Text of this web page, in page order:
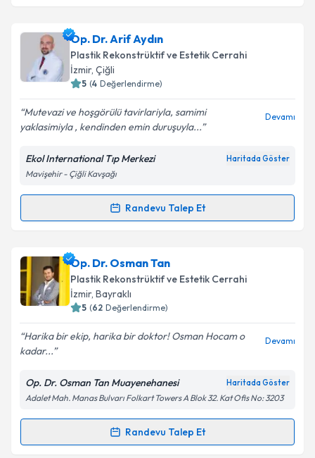
Op. Dr. Şenol Durukaniçin randevu takvimi talebi
oluşturun. Size bu uzmandan randevu almanız için bir
takvim hazırlandığında e-posta ile bilgilendireceğiz.
Kişisel verilerimin işlenmesine ilişkin
Aydınlatma
Metni'ni okudum ve kişisel verilerimin belirtilen
kapsamda işlenmesini kabul ediyorum.
Op. Dr. Arif Aydın
Plastik Rekonstrüktif ve Estetik Cerrahi
İzmir, Çiğli
5 (4 Değerlendirme)
Mutevazi ve hoşgörülü tavirlariyla, samimi
yaklasimiyla , kendinden emin duruşuyla...
Devamı
Ekol International Tıp Merkezi Haritada Göster
Mavişehir - Çiğli Kavşağı
Randevu Talep Et
Randevu Takvimi Talebi
Op. Dr. Arif Aydıniçin randevu takvimi talebi
oluşturun. Size bu uzmandan randevu almanız için bir
takvim hazırlandığında e-posta ile bilgilendireceğiz.
Kişisel verilerimin işlenmesine ilişkin
Aydınlatma
Metni'ni okudum ve kişisel verilerimin belirtilen
kapsamda işlenmesini kabul ediyorum.
Op. Dr. Osman Tan
Plastik Rekonstrüktif ve Estetik Cerrahi
İzmir, Bayraklı
5 (62 Değerlendirme)
Harika bir ekip, harika bir doktor! Osman Hocam o
kadar...
Devamı
Op. Dr. Osman Tan Muayenehanesi Haritada Göster
Adalet Mah. Manas Bulvarı Folkart Towers A Blok 32. Kat Ofis No: 3203
Randevu Talep Et
Randevu Takvimi Talebi